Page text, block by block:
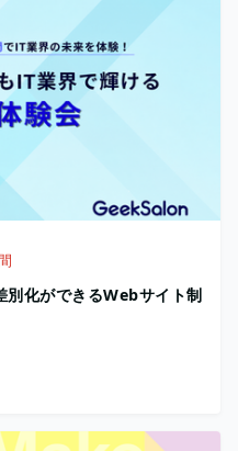
別化ができるWebサイト制